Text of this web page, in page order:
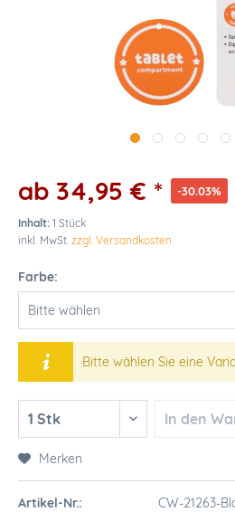
ab 34,95 € * -30.03%
Inhalt: 1 Stück
inkl. MwSt. zzgl. Versandkosten
Farbe:
Bitte wählen Sie eine
In den
Merken
Artikel-Nr.: CW-21263-